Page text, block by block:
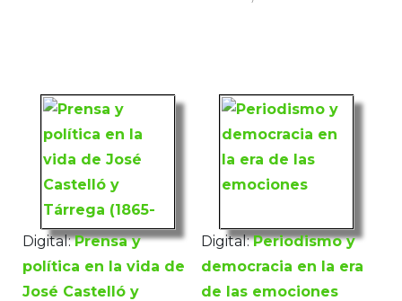
Digital: Prensa y
política en la vida de
José Castelló y
Digital: Periodismo y
democracia en la era
de las emociones